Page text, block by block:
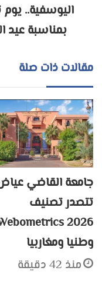
اليوسفية..
بمناسبة عيد
مقالات ذات صلة
جامعة القاضي
تتصدر تصنيف
2026
وطنيا ومغاربيا
منذ 42 دقيقة